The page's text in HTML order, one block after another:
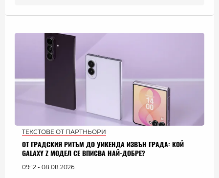
ТЕКСТОВЕ ОТ ПАРТНЬОРИ
ОТ ГРАДСКИЯ РИТЪМ ДО УИКЕНДА ИЗВЪН ГРАДА: КОЙ
GALAXY Z МОДЕЛ СЕ ВПИСВА НАЙ-ДОБРЕ?
09:12 - 08.08.2026